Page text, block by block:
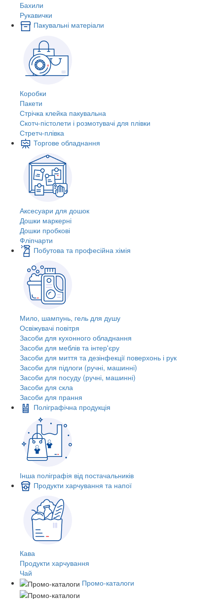
Бахили
Рукавички
Пакувальні матеріали
Коробки
Пакети
Стрічка клейка пакувальна
Скотч-пістолети і розмотувачі для плівки
Стретч-плівка
Торгове обладнання
Аксесуари для дошок
Дошки маркерні
Дошки пробкові
Фліпчарти
Побутова та професійна хімія
Мило, шампунь, гель для душу
Освіжувачі повітря
Засоби для кухонного обладнання
Засоби для меблів та інтер'єру
Засоби для миття та дезінфекції поверхонь і рук
Засоби для підлоги (ручні, машинні)
Засоби для посуду (ручні, машинні)
Засоби для скла
Засоби для прання
Поліграфічна продукція
Інша поліграфія від постачальників
Продукти харчування та напої
Кава
Продукти харчування
Чай
Промо-каталоги